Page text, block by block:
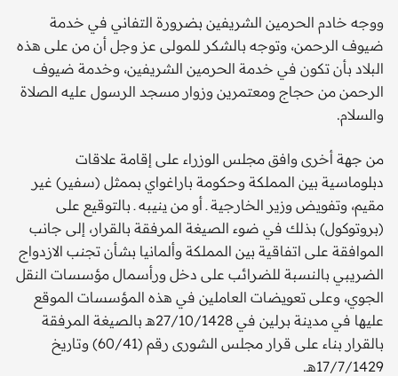
ووجه خادم الحرمين الشريفين بضرورة التفاني في خدمة
ضيوف الرحمن، وتوجه بالشكر للمولى عز وجل أن من على هذه
البلاد بأن تكون في خدمة الحرمين الشريفين، وخدمة ضيوف
الرحمن من حجاج ومعتمرين وزوار مسجد الرسول عليه الصلاة
والسلام.
من جهة أخرى وافق مجلس الوزراء على إقامة علاقات
دبلوماسية بين المملكة وحكومة باراغواي بممثل (سفير) غير
مقيم، وتفويض وزير الخارجية ـ أو من ينيبه ـ بالتوقيع على
(بروتوكول) بذلك في ضوء الصيغة المرفقة بالقرار، إلى جانب
الموافقة على اتفاقية بين المملكة وألمانيا بشأن تجنب الازدواج
الضريبي بالنسبة للضرائب على دخل ورأسمال مؤسسات النقل
الجوي، وعلى تعويضات العاملين في هذه المؤسسات الموقع
عليها في مدينة برلين في 27/10/1428هـ بالصيغة المرفقة
بالقرار بناء على قرار مجلس الشورى رقم (60/41) وتاريخ
17/7/1429هـ.